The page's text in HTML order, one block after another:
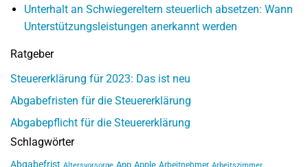
Unterhalt an Schwiegereltern steuerlich absetzen: Wann
Unterstützungsleistungen anerkannt werden
Ratgeber
Steuererklärung für 2023: Das ist neu
Abgabefristen für die Steuererklärung
Abgabepflicht für die Steuererklärung
Schlagwörter
Abgabefrist App Apple